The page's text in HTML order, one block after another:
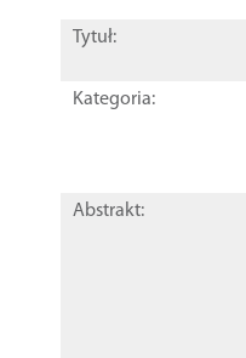
Tytuł:
Kategoria:
Abstrakt: